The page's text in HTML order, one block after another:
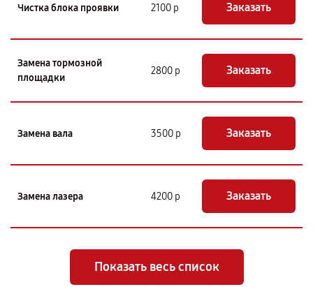
Чистка блока проявки 2100 р Заказать
Замена тормозной
площадки
2800 р Заказать
Замена вала 3500 р Заказать
Замена лазера 4200 р Заказать
Показать весь список